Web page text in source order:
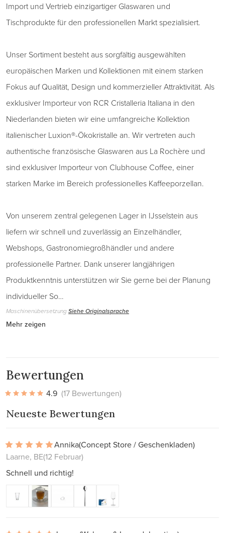
Import und Vertrieb einzigartiger Glaswaren und
Tischprodukte für den professionellen Markt spezialisiert.
Unser Sortiment besteht aus sorgfältig ausgewählten
europäischen Marken und Kollektionen mit einem starken
Fokus auf Qualität, Design und kommerzieller Attraktivität. Als
exklusiver Importeur von RCR Cristalleria Italiana in den
Niederlanden bieten wir eine umfangreiche Kollektion
italienischer Luxion®-Ökokristalle an. Wir vertreten auch
authentische französische Glaswaren aus La Rochère und
sind exklusiver Importeur von Clubhouse Coffee, einer
starken Marke im Bereich professionelles Kaffeeporzellan.
Von unserem zentral gelegenen Lager in IJsselstein aus
liefern wir schnell und zuverlässig an Einzelhändler,
Webshops, Gastronomiegroßhändler und andere
professionelle Partner. Dank unserer langjährigen
Produktkenntnis unterstützen wir Sie gerne bei der Planung
individueller So…
MaschinenübersetzungSiehe Originalsprache
Mehr zeigen
Bewertungen
4.9 (17 Bewertungen)
Neueste Bewertungen
Annika(Concept Store / Geschenkladen)
Laarne, BE(12 Februar)
Schnell und richtig!